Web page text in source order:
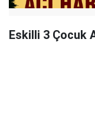
Eskilli 3 Çocuk